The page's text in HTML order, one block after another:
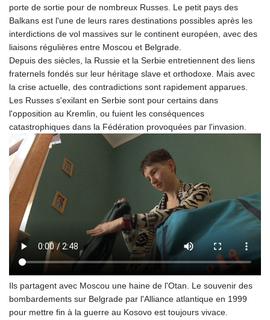
porte de sortie pour de nombreux Russes. Le petit pays des
Balkans est l'une de leurs rares destinations possibles après les
interdictions de vol massives sur le continent européen, avec des
liaisons régulières entre Moscou et Belgrade.
Depuis des siècles, la Russie et la Serbie entretiennent des liens
fraternels fondés sur leur héritage slave et orthodoxe. Mais avec
la crise actuelle, des contradictions sont rapidement apparues.
Les Russes s'exilant en Serbie sont pour certains dans
l'opposition au Kremlin, ou fuient les conséquences
catastrophiques dans la Fédération provoquées par l'invasion.
Ils partagent avec Moscou une haine de l'Otan. Le souvenir des
bombardements sur Belgrade par l'Alliance atlantique en 1999
pour mettre fin à la guerre au Kosovo est toujours vivace.